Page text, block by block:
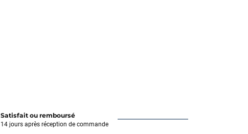
Satisfait ou remboursé
14 jours après réception de commande